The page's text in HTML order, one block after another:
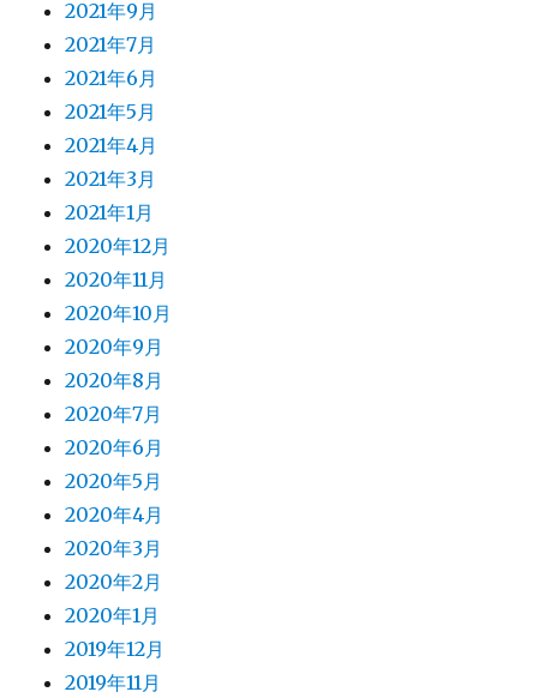
2021年9月
2021年7月
2021年6月
2021年5月
2021年4月
2021年3月
2021年1月
2020年12月
2020年11月
2020年10月
2020年9月
2020年8月
2020年7月
2020年6月
2020年5月
2020年4月
2020年3月
2020年2月
2020年1月
2019年12月
2019年11月